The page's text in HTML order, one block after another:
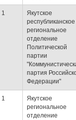
1
Якутское
республиканское
региональное
отделение
Политической
партии
партия
Федерации"
1
Якутское
региональное
отделение